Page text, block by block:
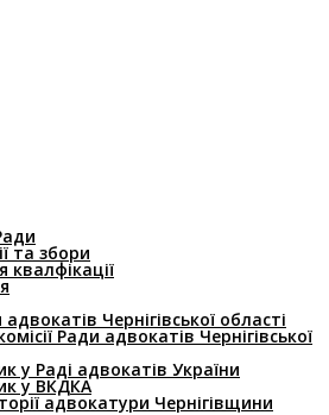
та збори
Чернігівської області
Ради адвокатів Чернігівської
у Раді адвокатів України
у ВКДКА
адвокатури Чернігівщини